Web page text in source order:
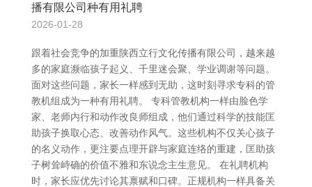
播有限公司种有用礼聘
2026-01-28
跟着社会竞争的加重陕西立行文化传播有限公司，越来越
多的家庭濒临孩子起义、千里迷会聚、学业调谢等问题。
面对这些问题，家长一样感到无助，这时刻寻求专科的管
教机组成为一种有用礼聘。 专科管教机构一样由脸色学
家、老师内行和动作改良师组成，他们通过科学的技能匡
助孩子换取心态、改善动作风气。这些机构不仅关心孩子
的名义动作，更注要点理开辟与家庭连络的重建，匡助孩
子树耸峙确的价值不雅和东说念主生意见。 在礼聘机构
时，家长应优先讨论其禀赋和口碑。正规机构一样具备关